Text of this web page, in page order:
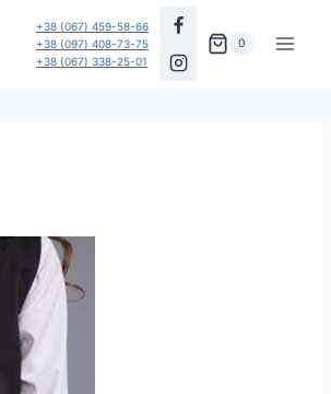
+38 (067) 459-58-66
+38 (097) 408-73-75
+38 (067) 338-25-01
0